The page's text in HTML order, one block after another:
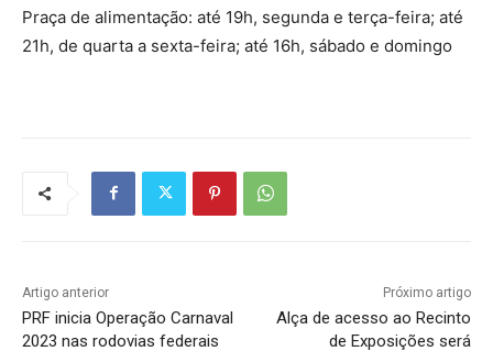
Praça de alimentação: até 19h, segunda e terça-feira; até
21h, de quarta a sexta-feira; até 16h, sábado e domingo
Artigo anterior
PRF inicia Operação Carnaval
2023 nas rodovias federais
Próximo artigo
Alça de acesso ao Recinto
de Exposições será